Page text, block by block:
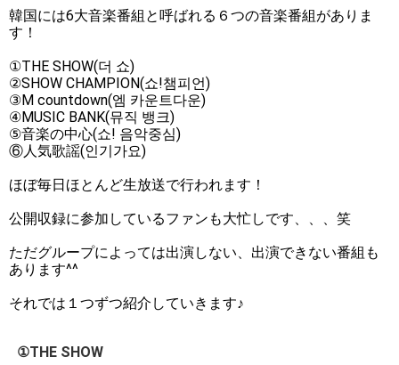
韓国には6大音楽番組と呼ばれる６つの音楽番組がありま
す！
①THE SHOW(더 쇼)
②SHOW CHAMPION(쇼!챔피언)
③M countdown(엠 카운트다운)
④MUSIC BANK(뮤직 뱅크)
⑤音楽の中心(쇼! 음악중심)
⑥人気歌謡(인기가요)
ほぼ毎日ほとんど生放送で行われます！
公開収録に参加しているファンも大忙しです、、、笑
ただグループによっては出演しない、出演できない番組も
あります^^
それでは１つずつ紹介していきます♪
①THE SHOW